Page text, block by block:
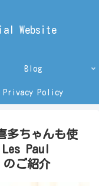
Website
Blog
Privacy Policy
多ちゃんも使
Paul
ご紹介